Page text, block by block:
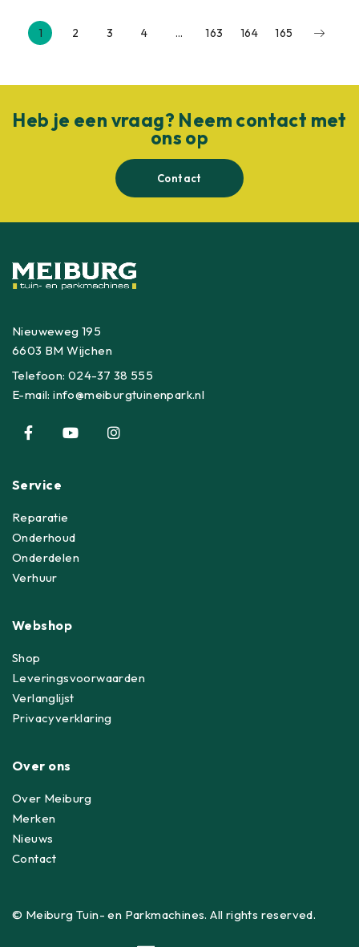
1 2 3 4 … 163 164 165
Heb je een vraag? Neem contact met
ons op
Contact
Nieuweweg 195
6603 BM Wijchen
Telefoon:024-37 38 555
E-mail:info@meiburgtuinenpark.nl
Service
Reparatie
Onderhoud
Onderdelen
Verhuur
Webshop
Shop
Leveringsvoorwaarden
Verlanglijst
Privacyverklaring
Over ons
Over Meiburg
Merken
Nieuws
Contact
© Meiburg Tuin- en Parkmachines. All rights reserved.